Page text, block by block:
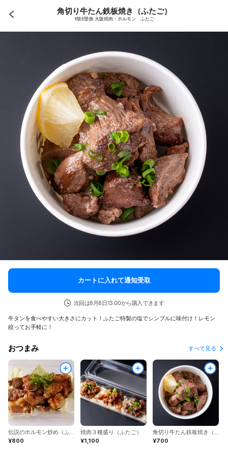
角切り牛たん鉄板焼き（ふたご）
1階3塁側 大阪焼肉・ホルモン ふたご
カートに入れて通知受取
次回は8月8日13:00から購入できます
牛タンを食べやすい大きさにカット！ふたご特製の塩でシンプルに味付け！レモン
絞ってお手軽に！
おつまみ すべて見る
伝説のホルモン炒め（ふたご）
¥800
焼肉３種盛り（ふたご）
¥1,100
角切り牛たん鉄板焼き（ふたご）
¥700